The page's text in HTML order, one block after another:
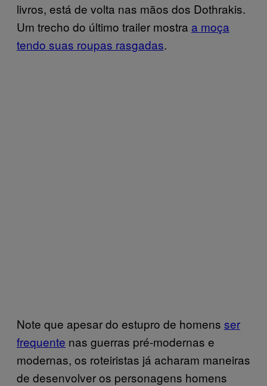
livros, está de volta nas mãos dos Dothrakis.
Um trecho do último trailer mostra a moça
tendo suas roupas rasgadas.
Note que apesar do estupro de homens ser
frequente nas guerras pré-modernas e
modernas, os roteiristas já acharam maneiras
de desenvolver os personagens homens